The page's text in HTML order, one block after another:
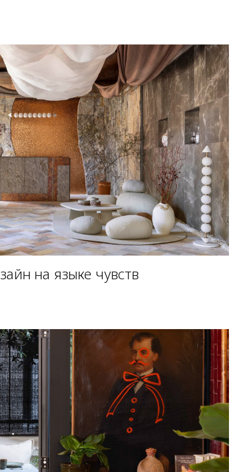
на языке чувств